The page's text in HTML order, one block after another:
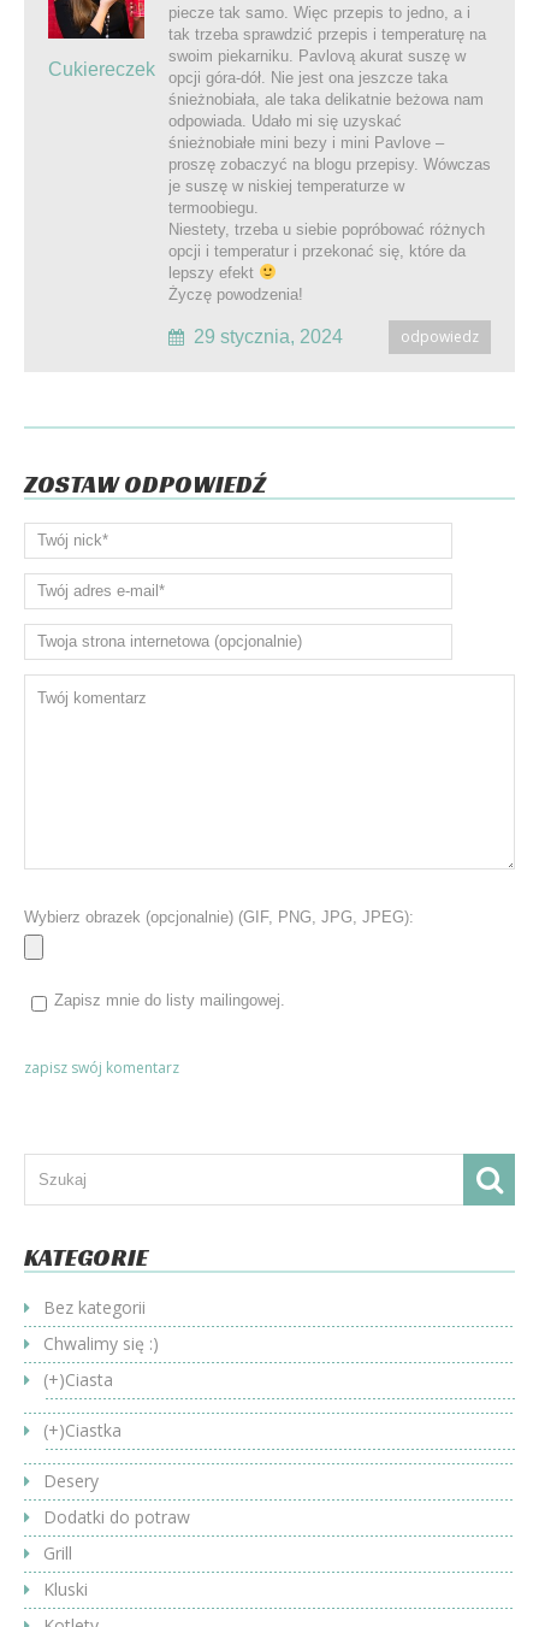
Cukiereczek
piecze tak samo. Więc przepis to jedno, a i
tak trzeba sprawdzić przepis i temperaturę na
swoim piekarniku. Pavlovą akurat suszę w
opcji góra-dół. Nie jest ona jeszcze taka
śnieżnobiała, ale taka delikatnie beżowa nam
odpowiada. Udało mi się uzyskać
śnieżnobiałe mini bezy i mini Pavlove –
proszę zobaczyć na blogu przepisy. Wówczas
je suszę w niskiej temperaturze w
termoobiegu.
Niestety, trzeba u siebie popróbować różnych
opcji i temperatur i przekonać się, które da
lepszy efekt
Życzę powodzenia!
odpowiedz
29 stycznia, 2024
ZOSTAW ODPOWIEDŹ
Wybierz obrazek (opcjonalnie) (GIF, PNG, JPG, JPEG):
Zapisz mnie do listy mailingowej.
KATEGORIE
Bez kategorii
Chwalimy się :)
(+)Ciasta
(+)Ciastka
Desery
Dodatki do potraw
Grill
Kluski